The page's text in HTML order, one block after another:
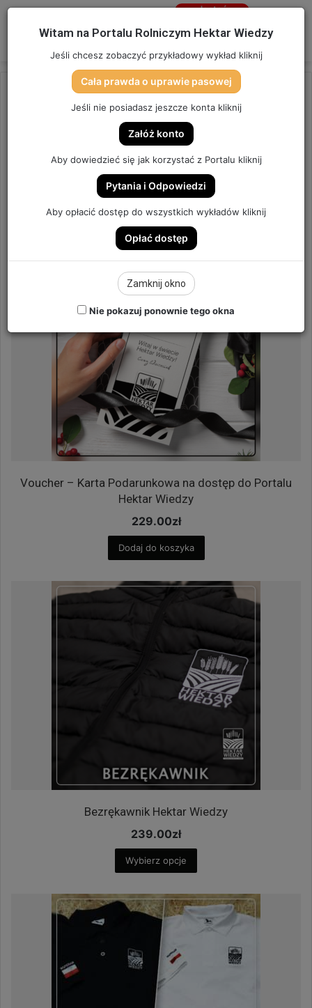
Menu
Jesteś
Strona główna/Gadżety
Wyświetlanie wszystkich wyników: 5
Voucher – Karta Podarunkowa na dostęp do Portalu
Hektar Wiedzy
229.00zł
Dodaj do koszyka
Bezrękawnik Hektar Wiedzy
239.00zł
Wybierz opcje
Witam na Portalu Rolniczym Hektar Wiedzy
Jeśli chcesz zobaczyć przykładowy wykład kliknij
Cała prawda o uprawie pasowej
Jeśli nie posiadasz jeszcze konta kliknij
Załóż konto
Aby dowiedzieć się jak korzystać z Portalu kliknij
Pytania i Odpowiedzi
Aby opłacić dostęp do wszystkich wykładów kliknij
Opłać dostęp
Zamknij okno
Nie pokazuj ponownie tego okna